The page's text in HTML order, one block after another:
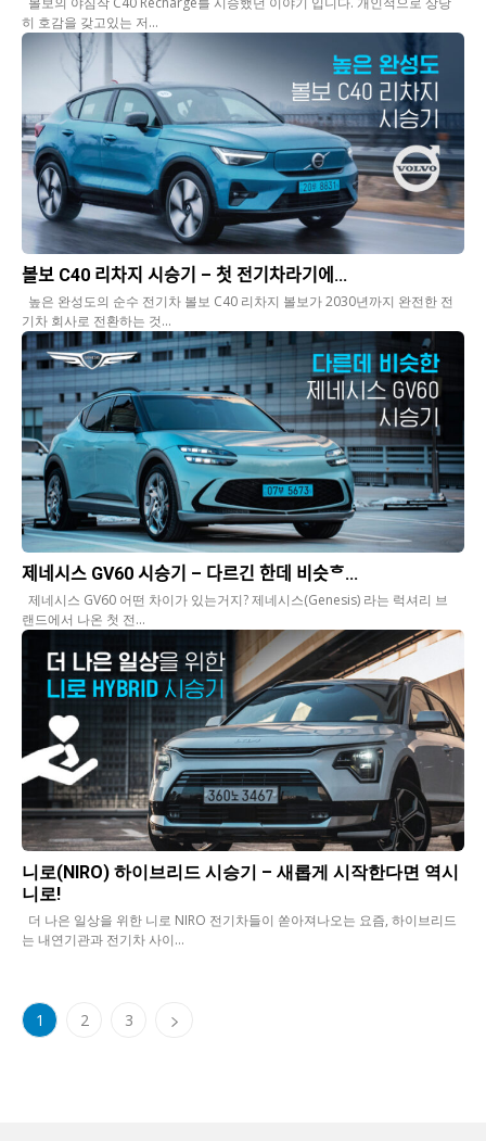
히 호감을 갖고있는 저...
볼보 C40 리차지 시승기 – 첫 전기차라기에...
높은 완성도의 순수 전기차 볼보 C40 리차지 볼보가 2030년까지 완전한 전
기차 회사로 전환하는 것...
제네시스 GV60 시승기 – 다르긴 한데 비슷ᄒ...
제네시스 GV60 어떤 차이가 있는거지? 제네시스(Genesis) 라는 럭셔리 브
랜드에서 나온 첫 전...
니로(NIRO) 하이브리드 시승기 – 새롭게 시작한다면 역시
니로!
더 나은 일상을 위한 니로 NIRO 전기차들이 쏟아져나오는 요즘, 하이브리드
는 내연기관과 전기차 사이...
1 2 3